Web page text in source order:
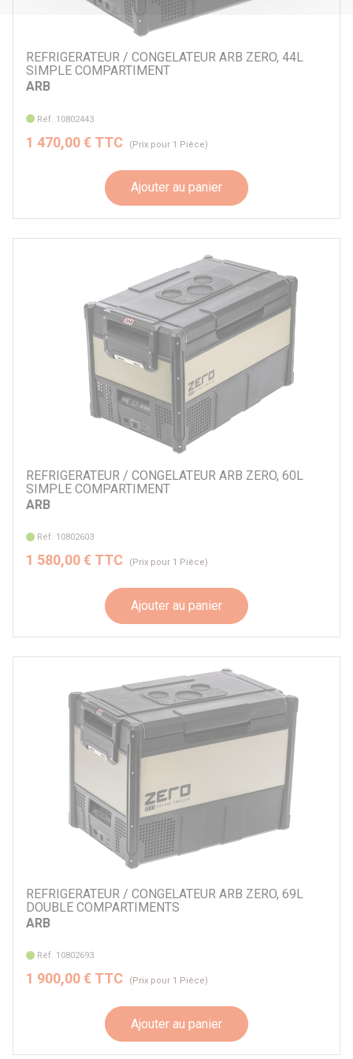
REFRIGERATEUR / CONGELATEUR ARB ZERO, 44L
SIMPLE COMPARTIMENT
ARB
Réf. 10802443
1 470,00 € TTC (Prix pour 1 Pièce)
Ajouter au panier
REFRIGERATEUR / CONGELATEUR ARB ZERO, 60L
SIMPLE COMPARTIMENT
ARB
Réf. 10802603
1 580,00 € TTC (Prix pour 1 Pièce)
Ajouter au panier
REFRIGERATEUR / CONGELATEUR ARB ZERO, 69L
DOUBLE COMPARTIMENTS
ARB
Réf. 10802693
1 900,00 € TTC (Prix pour 1 Pièce)
Ajouter au panier